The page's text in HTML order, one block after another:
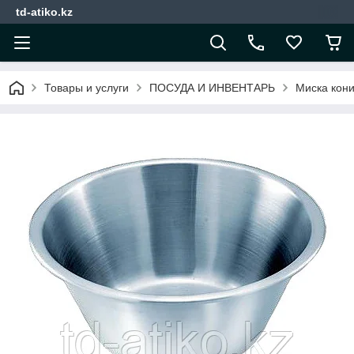
td-atiko.kz
Товары и услуги ПОСУДА И ИНВЕНТАРЬ Миска